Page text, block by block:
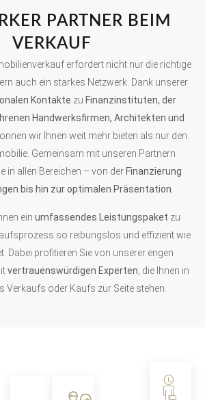
PARTNER BEIM
VERKAUF
erfordert nicht nur die richtige
auch ein starkes Netzwerk. Dank unserer
Kontakte zu Finanzinstituten, der
Handwerksfirmen, Architekten und
wir Ihnen weit mehr bieten als nur den
Gemeinsam mit unseren Partnern
in allen Bereichen – von der Finanzierung
bis hin zur optimalen Präsentation.
ein umfassendes Leistungspaket zu
so reibungslos und effizient wie
Dabei profitieren Sie von unserer engen
vertrauenswürdigen Experten , die Ihnen in
Verkaufs oder Kaufs zur Seite stehen.